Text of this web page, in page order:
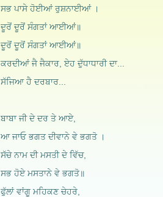
ਸਭ ਪਾਸੇ ਹੋਈਆਂ ਰੁਸ਼ਨਾਈਆਂ ।
ਦੂਰੋਂ ਦੂਰੋਂ ਸੰਗਤਾਂ ਆਈਆਂ॥
ਦੂਰੋਂ ਦੂਰੋਂ ਸੰਗਤਾਂ ਆਈਆਂ॥
ਕਰਦੀਆਂ ਜੈ ਜੈਕਾਰ, ਏਹ ਦੁੱਧਾਧਾਰੀ ਦਾ...
ਸੱਜਿਆ ਹੈ ਦਰਬਾਰ...
ਬਾਬਾ ਜੀ ਦੇ ਦਰ ਤੇ ਆਏ,
ਆ ਜਾਓ ਭਗਤ ਦੀਵਾਨੇ ਵੇ ਭਗਤੋ ।
ਸੱਚੇ ਨਾਮ ਦੀ ਮਸਤੀ ਦੇ ਵਿੱਚ,
ਸਭ ਹੋਏ ਮਸਤਾਨੇ ਵੇ ਭਗਤੋ॥
ਫੁੱਲਾਂ ਵਾਂਗੂ ਮਹਿਕਣ ਚੇਹਰੇ,